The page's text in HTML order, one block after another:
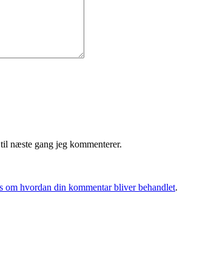
næste gang jeg kommenterer.
om hvordan din kommentar bliver behandlet.